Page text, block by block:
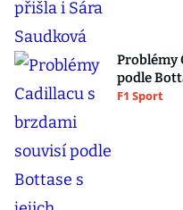
Problémy
podle
F1 Sport